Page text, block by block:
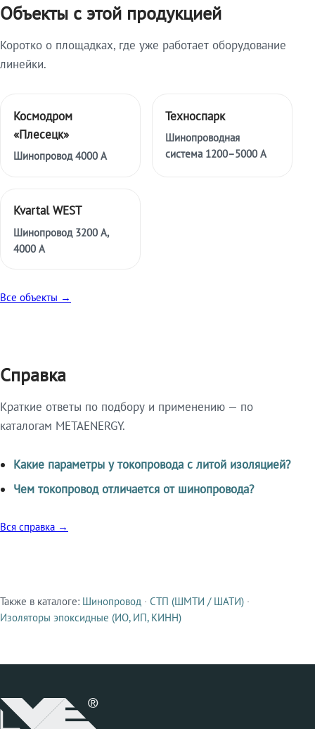
Объекты с этой продукцией
Коротко о площадках, где уже работает оборудование
линейки.
Космодром
«Плесецк»
Шинопровод 4000 А
Техноспарк
Шинопроводная
система 1200–5000 А
Kvartal WEST
Шинопровод 3200 А,
4000 А
Все объекты →
Справка
Краткие ответы по подбору и применению — по
каталогам METAENERGY.
Какие параметры у токопровода с литой изоляцией?
Чем токопровод отличается от шинопровода?
Вся справка →
Смежные продукты
Также в каталоге: Шинопровод · СТП (ШМТИ / ШАТИ) ·
Изоляторы эпоксидные (ИО, ИП, КИНН)